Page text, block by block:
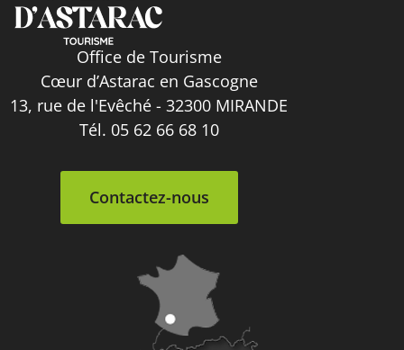
Office de Tourisme
Cœur d’Astarac en Gascogne
13, rue de l'Evêché - 32300 MIRANDE
Tél. 05 62 66 68 10
Contactez-nous